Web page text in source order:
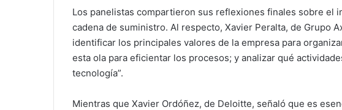
Los panelistas compartieron sus reflexiones finales sobre el
cadena de suministro. Al respecto, Xavier Peralta, de Grupo
identificar los principales valores de la empresa para
esta ola para eficientar los procesos; y analizar qué
tecnología”.
Mientras que Xavier Ordóñez, de Deloitte, señaló que es